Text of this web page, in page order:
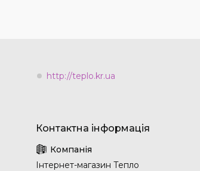
http://teplo.kr.ua
Інтернет-магазин Тепло